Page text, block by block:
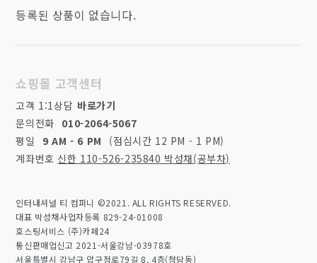
등록된 상품이 없습니다.
쇼핑몰 고객센터
고객 1:1상담 바로가기
문의전화 010-2064-5067
평일
9 AM - 6 PM
(점심시간 12 PM - 1 PM)
계좌번호 신한 110-526-235840 박성채(공부차)
인터내셔널 티 컴퍼니 ©2021. ALL RIGHTS RESERVED.
대표 박성채사업자등록 829-24-01008
호스팅서비스 (주)카페24
통신판매업신고 2021-서울강남-03978호
서울특별시 강남구 압구정로79길 8, 4층(청담동)